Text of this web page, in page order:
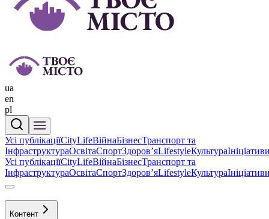
ua
en
pl
Усі публікаціїCityLifeВійнаБізнесТранспорт та
ІнфраструктураОсвітаСпортЗдоровʼяLifestyleКультура
Усі публікаціїCityLifeВійнаБізнесТранспорт та
ІнфраструктураОсвітаСпортЗдоровʼяLifestyleКультура
Контент